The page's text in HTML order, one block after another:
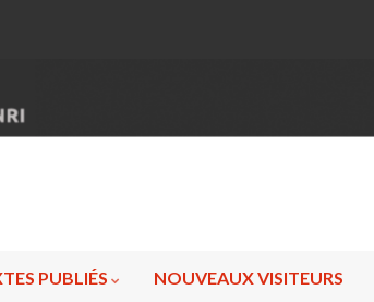
PUBLIÉS NOUVEAUX VISITEURS